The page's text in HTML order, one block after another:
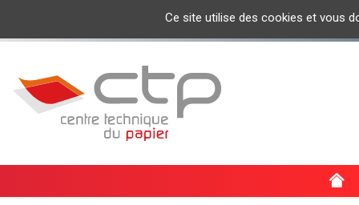
Ce site utilise des cookies et vous